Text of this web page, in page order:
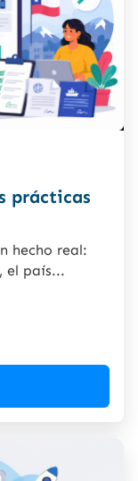
prácticas
hecho real:
el país...